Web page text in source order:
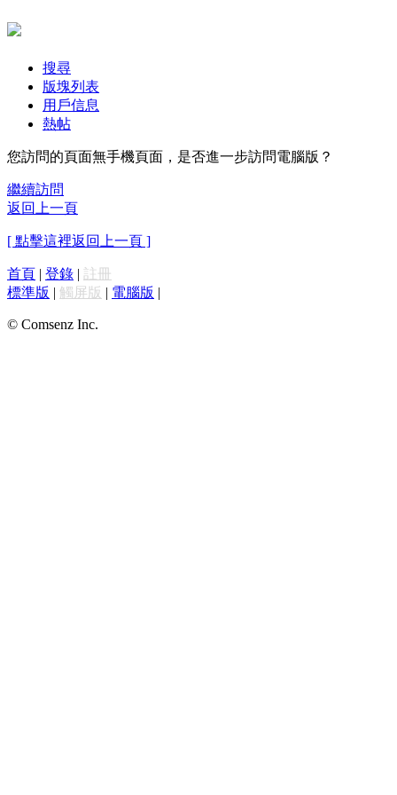
搜尋
版塊列表
用戶信息
熱帖
您訪問的頁面無手機頁面，是否進一步訪問電腦版？
繼續訪問
返回上一頁
[ 點擊這裡返回上一頁 ]
首頁 | 登錄 | 註冊
標準版 | 觸屏版 | 電腦版 |
© Comsenz Inc.